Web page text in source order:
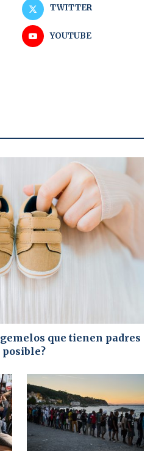
TWITTER
YOUTUBE
que tienen padres
posible?